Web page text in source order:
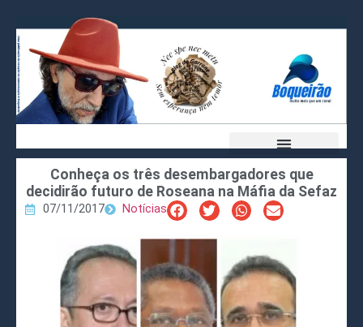
Conheça os três desembargadores que
decidirão futuro de Roseana na Máfia da Sefaz
07/11/2017 Notícias